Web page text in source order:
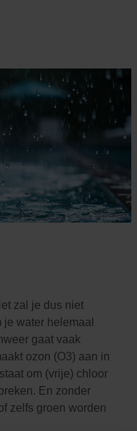
zal je dus niet
water helemaal
gaat vaak
ozon (O3) aan in
om (vrije) chloor
En zonder
zelfs groen worden